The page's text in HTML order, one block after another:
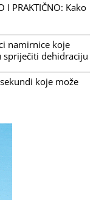
I PRAKTIČNO: Kako
namirnice koje
spriječiti dehidraciju
sekundi koje može